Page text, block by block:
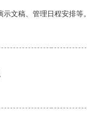
文稿、管理日程安排等。